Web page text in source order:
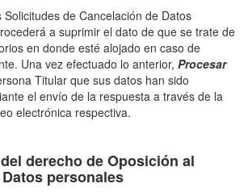
Solicitudes de Cancelación de Datos
a suprimir el dato de que se trate de
en donde esté alojado en caso de
Una vez efectuado lo anterior, Procesar
Titular que sus datos han sido
el envío de la respuesta a través de la
electrónica respectiva.
derecho de Oposición al
personales